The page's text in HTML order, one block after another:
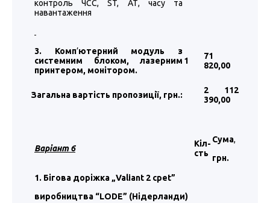
контроль ЧСС, ST, АТ, часу та
навантаження
3. Комп’ютерний модуль з
системним блоком, лазерним
принтером, монітором.
1
71
820,00
Загальна вартість пропозиції, грн.:
2 112
390,00
Варіант 6
Кіл-
сть
Сума,
грн.
1. Бігова доріжка „Valiant 2 cpet”
виробництва “LODE” (Нідерланди)